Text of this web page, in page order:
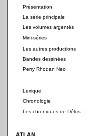
Présentation
La série principale
Les volumes argentés
Mini-séries
Les autres productions
Bandes dessinées
Perry Rhodan Neo
Lexique
Chronologie
Les chroniques de Délos